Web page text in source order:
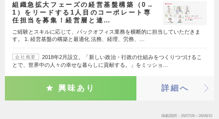
組織急拡大フェーズの経営基盤構築（0→
1）をリードする1人目のコーポレート専
任担当を募集！経営層と連…
ご経験とスキルに応じて、バックオフィス業務を横断的に担当していただきま
す。 1. 経営基盤の構築と最適化 法務、経理、労務、…
会社概要
2018年2月設立。「新しい政治・行政の仕組みをつくりつづけるこ
とで、世界中の人々の幸せな暮らしに貢献する。」をミッショ…
興味あり 詳細へ
掲載期間 26/07/28～26/08/10